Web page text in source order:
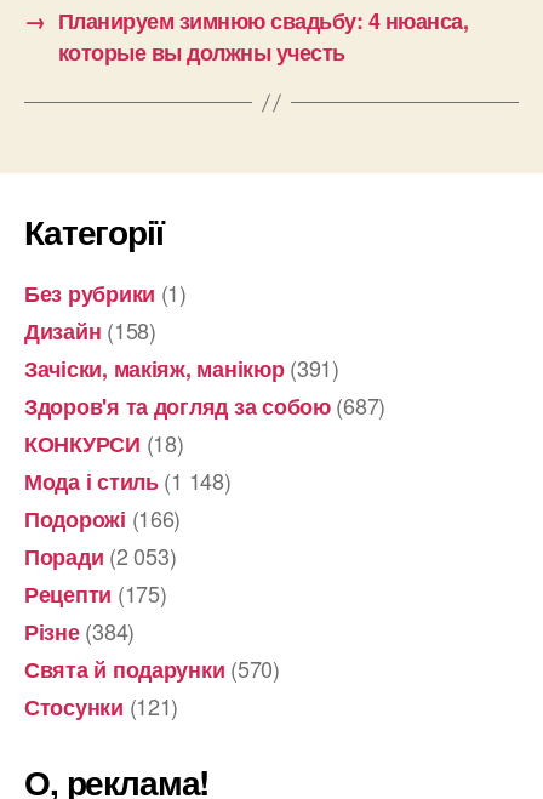
→ Планируем зимнюю свадьбу: 4 нюанса,
которые вы должны учесть
Категорії
Без рубрики (1)
Дизайн (158)
Зачіски, макіяж, манікюр(391)
Здоров'я та догляд за собою(687)
КОНКУРСИ (18)
Мода і стиль(1 148)
Подорожі (166)
Поради (2 053)
Рецепти (175)
Різне(384)
Свята й подарунки (570)
Стосунки (121)
О, реклама!